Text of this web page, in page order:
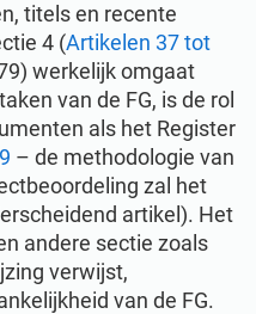
titels en recente
4 (Artikelen 37 tot
werkelijk omgaat
van de FG, is de rol
als het Register
– de methodologie van
zal het
artikel). Het
andere sectie zoals
verwijst,
van de FG.